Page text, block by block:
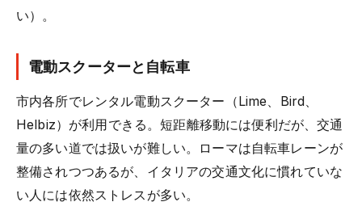
い）。
電動スクーターと自転車
市内各所でレンタル電動スクーター（Lime、Bird、
Helbiz）が利用できる。短距離移動には便利だが、交通
量の多い道では扱いが難しい。ローマは自転車レーンが
整備されつつあるが、イタリアの交通文化に慣れていな
い人には依然ストレスが多い。